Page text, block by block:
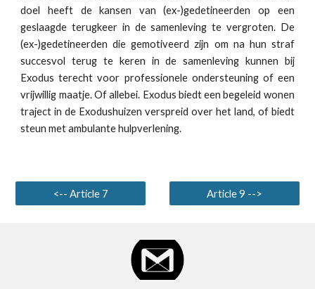
doel heeft de kansen van (ex-)gedetineerden op een
geslaagde terugkeer in de samenleving te vergroten. De
(ex-)gedetineerden die gemotiveerd zijn om na hun straf
succesvol terug te keren in de samenleving kunnen bij
Exodus terecht voor professionele ondersteuning of een
vrijwillig maatje. Of allebei. Exodus biedt een begeleid wonen
traject in de Exodushuizen verspreid over het land, of biedt
steun met ambulante hulpverlening.
<-- Article 7 Article 9 -->